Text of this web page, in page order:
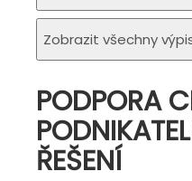
PODPORA
ŘEŠENÍ